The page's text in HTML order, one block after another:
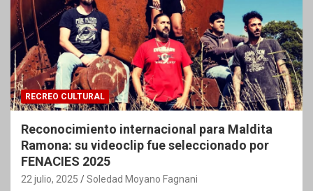
RECREO CULTURAL
Reconocimiento internacional para Maldita
Ramona: su videoclip fue seleccionado por
FENACIES 2025
22 julio, 2025 Soledad Moyano Fagnani